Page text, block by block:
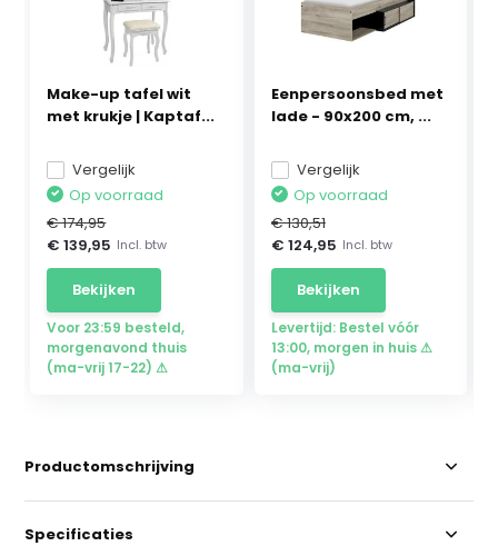
Make-up tafel wit
met krukje | Kaptaf...
Vergelijk
Op voorraad
€ 174,95
€ 139,95 Incl. btw
Bekijken
Voor 23:59 besteld,
morgenavond thuis
(ma-vrij 17-22) ⚠
Eenpersoonsbed met
lade - 90x200 cm, ...
Vergelijk
Op voorraad
€ 130,51
€ 124,95 Incl. btw
Bekijken
Levertijd: Bestel vóór
13:00, morgen in huis ⚠
(ma-vrij)
Productomschrijving
Specificaties